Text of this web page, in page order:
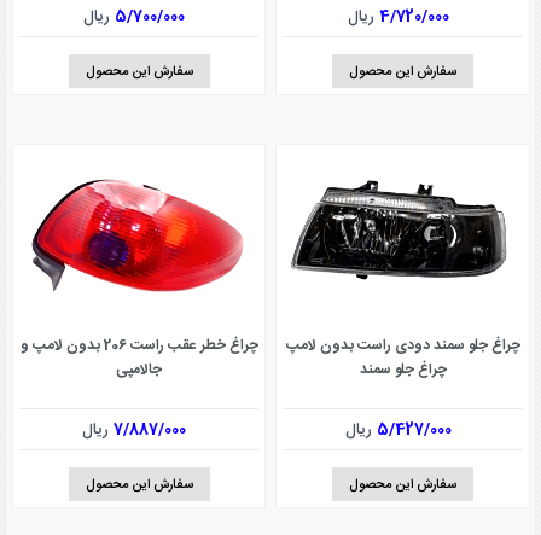
4/720/000 ریال
سفارش این محصول
5/700/000 ریال
سفارش این محصول
چراغ جلو سمند دودی راست بدون لامپ
چراغ جلو سمند
5/427/000 ریال
سفارش این محصول
چراغ خطر عقب راست 206 بدون لامپ و
جالامپی
7/887/000ریال
سفارش این محصول